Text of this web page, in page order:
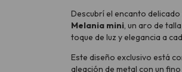
Descubrí el encanto
Melania mini, un aro de
toque de luz y elegancia a
Este diseño exclusivo está
aleación de metal con un fino